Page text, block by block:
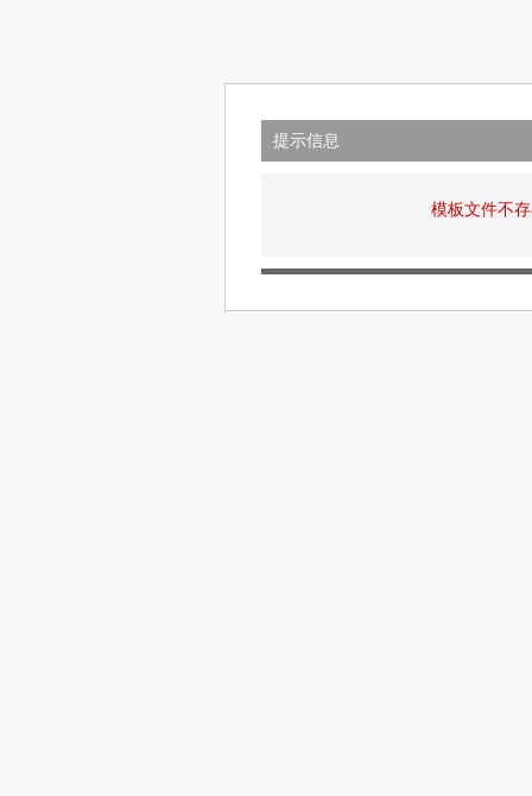
提示信息
模板文件不